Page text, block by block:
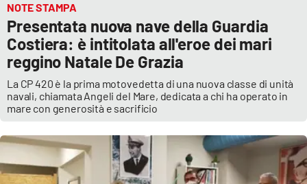
NOTE STAMPA
Presentata nuova nave della Guardia
Costiera: è intitolata all'eroe dei mari
reggino Natale De Grazia
La CP 420 è la prima motovedetta di una nuova classe di unità
navali, chiamata Angeli del Mare, dedicata a chi ha operato in
mare con generosità e sacrificio